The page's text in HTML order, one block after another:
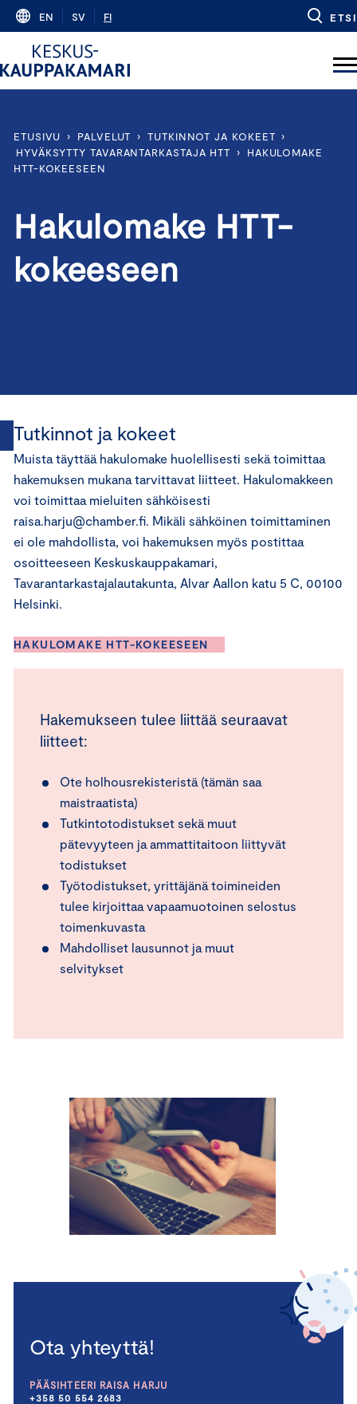
Skip
content
EN SV FI ETSI
ETUSIVU › PALVELUT › TUTKINNOT JA KOKEET ›
HYVÄKSYTTY TAVARANTARKASTAJA HTT
›
HAKULOMAKE
HTT-KOKEESEEN
Hakulomake HTT-
kokeeseen
Tutkinnot ja kokeet
Muista täyttää hakulomake huolellisesti sekä toimittaa
hakemuksen mukana tarvittavat liitteet. Hakulomakkeen
voi toimittaa mieluiten sähköisesti
raisa.harju@chamber.fi. Mikäli sähköinen toimittaminen
ei ole mahdollista, voi hakemuksen myös postittaa
osoitteeseen Keskuskauppakamari,
Tavarantarkastajalautakunta, Alvar Aallon katu 5 C, 00100
Helsinki.
HAKULOMAKE HTT-KOKEESEEN
Hakemukseen tulee liittää seuraavat
liitteet:
Ote holhousrekisteristä (tämän saa
maistraatista)
Tutkintotodistukset sekä muut
pätevyyteen ja ammattitaitoon liittyvät
todistukset
Työtodistukset, yrittäjänä toimineiden
tulee kirjoittaa vapaamuotoinen selostus
toimenkuvasta
Mahdolliset lausunnot ja muut
selvitykset
Ota yhteyttä!
PÄÄSIHTEERI RAISA HARJU
+358 50 554 2683